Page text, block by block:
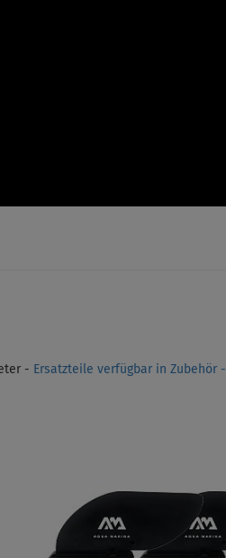
- Ersatzteile verfügbar in Zubehör